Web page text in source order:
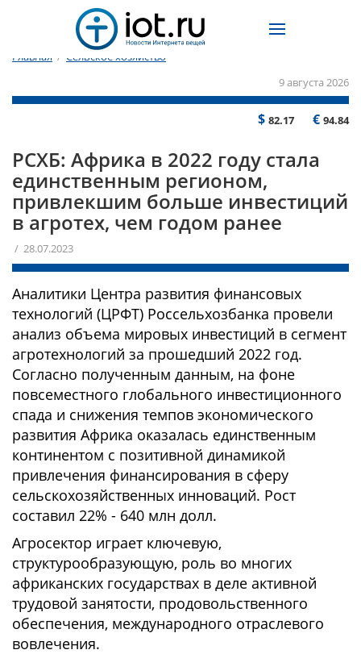
Главная / Сельское хозяйство
9 августа 2026
$ 82.17 € 94.84
РСХБ: Африка в 2022 году стала
единственным регионом,
привлекшим больше инвестиций
в агротех, чем годом ранее
/ 28.07.2023
Аналитики Центра развития финансовых
технологий (ЦРФТ) Россельхозбанка провели
анализ объема мировых инвестиций в сегмент
агротехнологий за прошедший 2022 год.
Согласно полученным данным, на фоне
повсеместного глобального инвестиционного
спада и снижения темпов экономического
развития Африка оказалась единственным
континентом с позитивной динамикой
привлечения финансирования в сферу
сельскохозяйственных инноваций. Рост
составил 22% - 640 млн долл.
Агросектор играет ключевую,
структурообразующую, роль во многих
африканских государствах в деле активной
трудовой занятости, продовольственного
обеспечения, международного отраслевого
вовлечения.